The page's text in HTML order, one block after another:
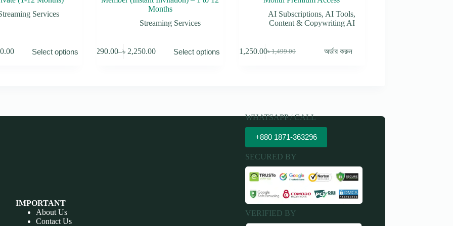
Services
Select options
Months
Streaming Services
290.00–৳ 2,250.00
Price
Select options
product
be
AI Subscriptions, AI Tools,
Content & Copywriting AI
৳1,499.00
Original
1,250.00Current
অর্ডার করুন
IMPORTANT
About Us
Contact Us
WHATSAPP / CALL
+880 1871-363296
SECURED BY
VERIFIED BY